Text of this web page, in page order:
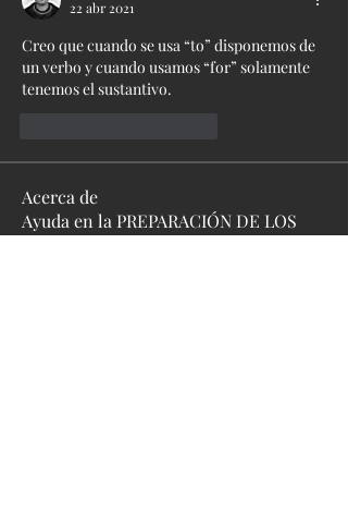
22 abr 2021
Creo que cuando se usa “to” disponemos de
un verbo y cuando usamos “for” solamente
tenemos el sustantivo.
Acerca de
Ayuda en la PREPARACIÓN DE LOS